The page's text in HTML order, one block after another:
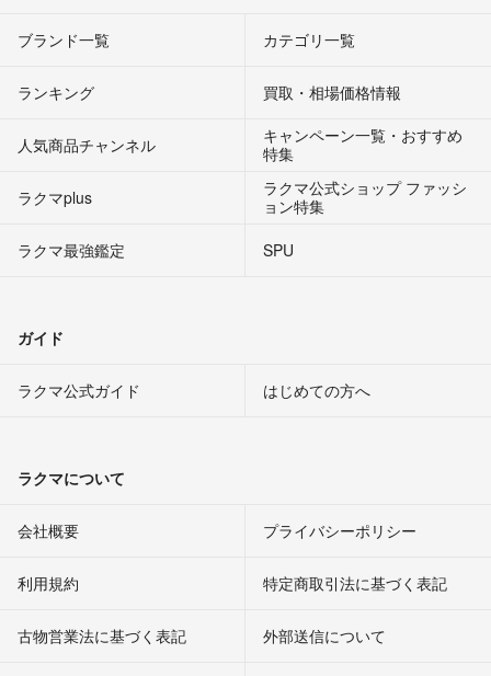
ブランド一覧 カテゴリ一覧
ランキング 買取・相場価格情報
人気商品チャンネル
キャンペーン一覧・おすすめ
特集
ラクマplus
ラクマ公式ショップ ファッシ
ョン特集
ラクマ最強鑑定
SPU
ガイド
ラクマ公式ガイド はじめての方へ
ラクマについて
会社概要 プライバシーポリシー
利用規約 特定商取引法に基づく表記
古物営業法に基づく表記 外部送信について